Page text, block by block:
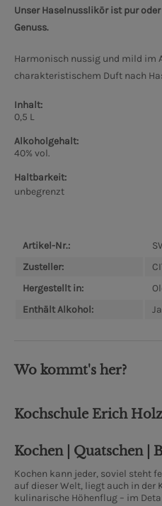
Unser Haselnusslikör ist pur
Genuss.
Harmonisch nussig und mild im
charakteristischem Duft nach
Inhalt:
0,5 L
Alkoholgehalt:
40% vol.
Haltbarkeit:
unbegrenzt
Artikel-Nr.:
Zusteller:
Hergestellt in:
Enthält Alkohol:
Ja
Wo kommt's her?
Kochschule Erich
Kochen | Quatschen |
Kochen kann jeder, soviel steht
auf dieser Welt, liegt auch in der
kulinarische Höhenflug – im